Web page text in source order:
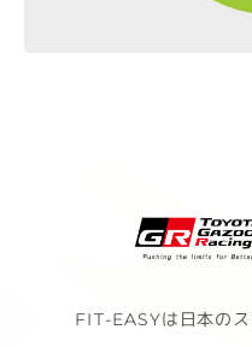
FIT-EASYは日本のス